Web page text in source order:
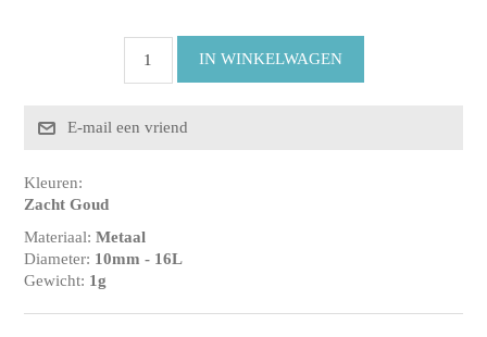
Kleuren:
Zacht Goud
Materiaal:Metaal
Diameter: 10mm - 16L
Gewicht: 1g